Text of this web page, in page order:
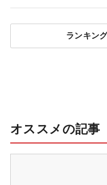
ランキン
オススメの記事